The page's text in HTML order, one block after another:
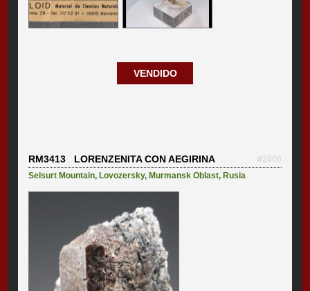
VENDIDO
RM3413 LORENZENITA CON AEGIRINA
#2806
Selsurt Mountain,Lovozersky,Murmansk Oblast,Rusia